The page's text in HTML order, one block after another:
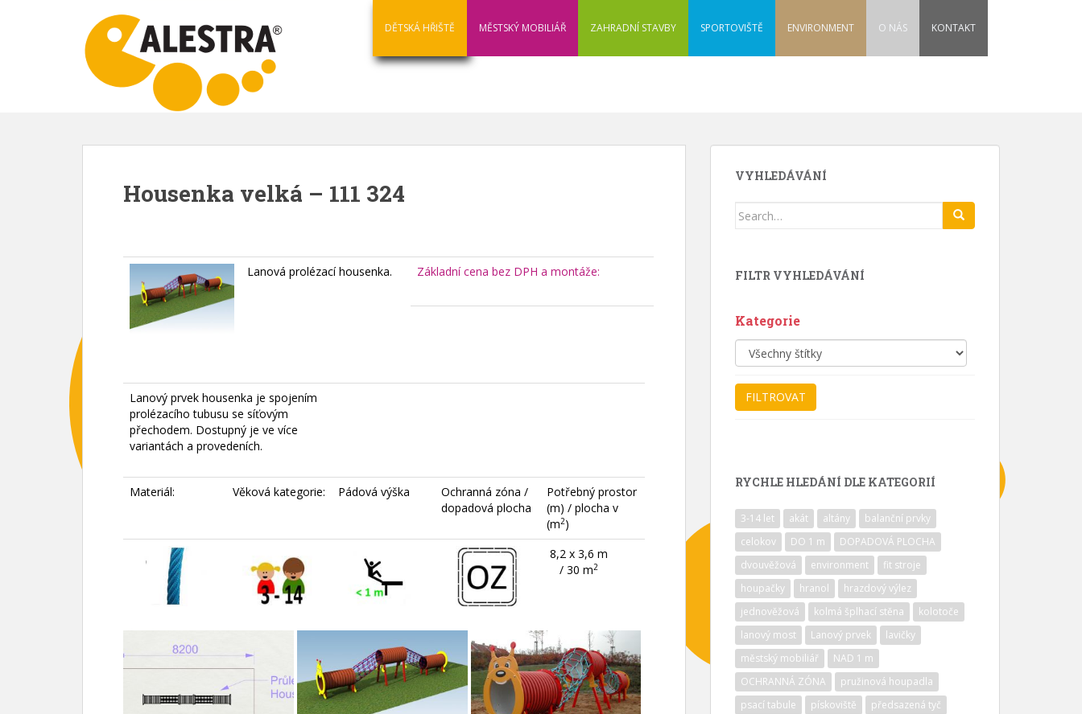
DĚTSKÁ HŘIŠTĚ MĚSTSKÝ MOBILIÁŘ ZAHRADNÍ STAVBY SPORTOVIŠTĚ ENVIRONMENT O NÁS KONTAKT
Housenka velká – 111 324
Lanová prolézací housenka. Základní cena bez DPH a montáže:
Lanový prvek housenka je spojením
prolézacího tubusu se síťovým
přechodem. Dostupný je ve více
variantách a provedeních.
Materiál: Věková kategorie: Pádová výška
Ochranná zóna /
dopadová plocha
Potřebný prostor
(m) / plocha v
(m2)
8,2 x 3,6 m
/ 30 m2
VYHLEDÁVÁNÍ
Search
FILTR VYHLEDÁVÁNÍ
Kategorie
RYCHLE HLEDÁNÍ DLE KATEGORIÍ
3-14 let akát altány
balanční prvky
celokov
DO 1 m
DOPADOVÁ PLOCHA
dvouvěžová
environment
fit stroje
houpačky
hranol
hrazdový výlez
jednověžová
kolmá šplhací stěna
kolotoče
lanový most
Lanový prvek
lavičky
městský mobiliář
NAD 1 m
OCHRANNÁ ZÓNA
pružinová houpadla
psací tabule
pískoviště
předsazená tyč